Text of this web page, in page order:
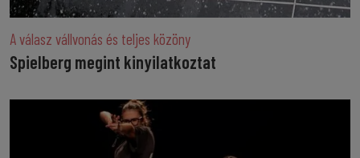
A válasz vállvonás és teljes közöny
Spielberg megint kinyilatkoztat